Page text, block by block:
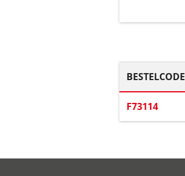
BESTELCODE
F73114